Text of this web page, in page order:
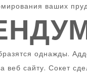
ваших
однажды.
веб сайту. Сокет